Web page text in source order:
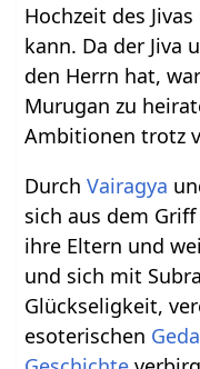
Hochzeit des
kann. Da der Jiva
den Herrn hat,
Murugan zu
Ambitionen trotz
DurchVairagya
sich aus dem
ihre Eltern und
und sich mit
Glückseligkeit,
esoterischen